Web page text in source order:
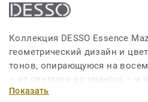
Коллекция DESSO Essence
геометрический дизайн и
тонов, опирающуюся на
– от светлого до темного – и
создания интересных
Показать